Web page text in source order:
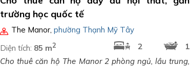
trường học quốc tế
The Manor, phường Thạnh Mỹ Tây
Diện tích: 85 m2 2
1
Cho thuê căn hộ The Manor 2 phòng ngủ, lầu trung,